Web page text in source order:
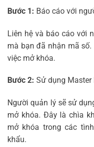
Bước 1: Báo cáo với
Liên hệ và báo cáo với
mà bạn đã nhận mã
việc mở khóa.
Bước 2: Sử dụng Master
Người quản lý sẽ sử
mở khóa. Đây là chìa
mở khóa trong các
khẩu.